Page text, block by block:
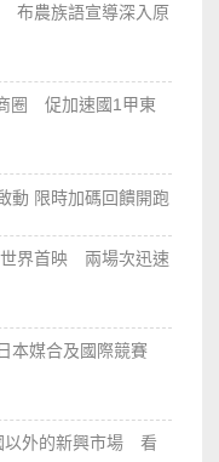
布農族語宣導深入原
圈 促加速國1甲東
動 限時加碼回饋開跑
世界首映 兩場次迅速
本媒合及國際競賽
以外的新興市場 看